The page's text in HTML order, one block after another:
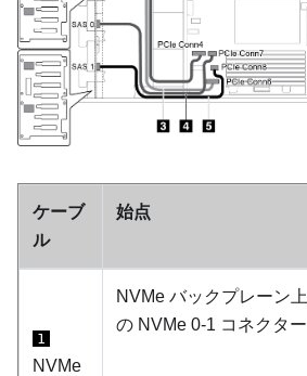
ケーブ
ル
始点
1
NVMe
NVMe バックプレーン上
の NVMe 0-1 コネクター